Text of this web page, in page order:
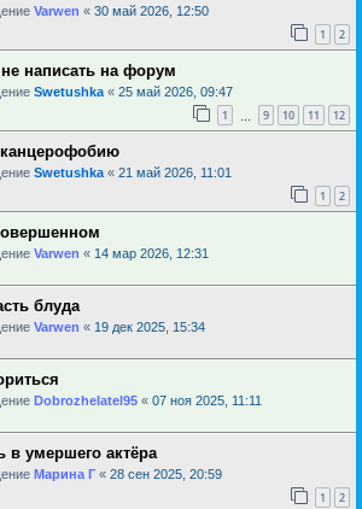
Varwen « 30 май 2026, 12:50
1 2
написать на форум
Swetushka « 25 май 2026, 09:47
1 9 10 11 12
Swetushka « 21 май 2026, 11:01
1 2
Varwen « 14 мар 2026, 12:31
блуда
Varwen « 19 дек 2025, 15:34
Dobrozhelatel95 « 07 ноя 2025, 11:11
в умершего актёра
Марина Г « 28 сен 2025, 20:59
1 2